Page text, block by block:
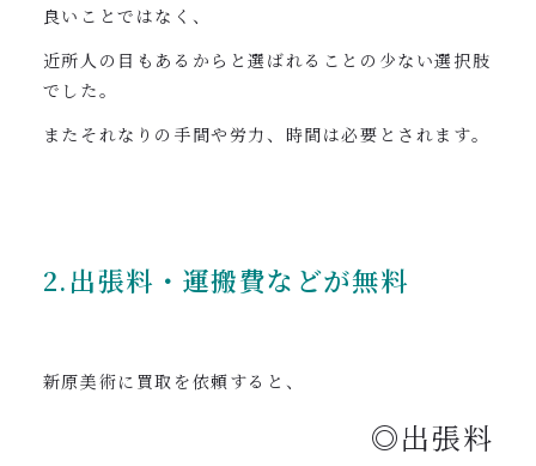
良いことではなく、
近所人の目もあるからと選ばれることの少ない選択肢
でした。
またそれなりの手間や労力、時間は必要とされます。
2.出張料・運搬費などが無料
新原美術に買取を依頼すると、
◎出張料